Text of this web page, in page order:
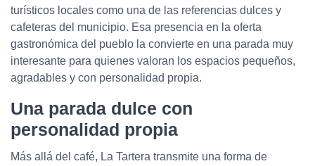
turísticos locales como una de las referencias dulces y
cafeteras del municipio. Esa presencia en la oferta
gastronómica del pueblo la convierte en una parada muy
interesante para quienes valoran los espacios pequeños,
agradables y con personalidad propia.
Una parada dulce con
personalidad propia
Más allá del café, La Tartera transmite una forma de